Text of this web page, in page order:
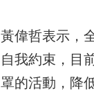
黃偉哲表示，
自我約束，目
罩的活動，降